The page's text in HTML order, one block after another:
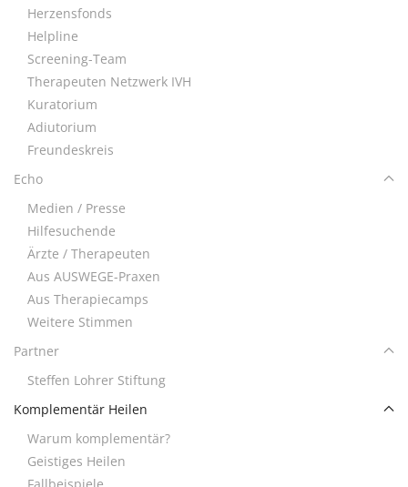
Herzensfonds
Helpline
Screening-Team
Therapeuten Netzwerk IVH
Kuratorium
Adiutorium
Freundeskreis
Echo
Medien / Presse
Hilfesuchende
Ärzte / Therapeuten
Aus AUSWEGE-Praxen
Aus Therapiecamps
Weitere Stimmen
Partner
Steffen Lohrer Stiftung
Komplementär Heilen
Warum komplementär?
Geistiges Heilen